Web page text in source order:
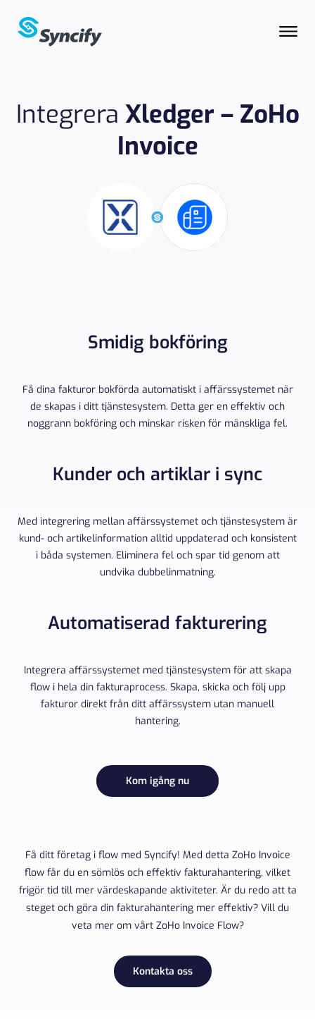
Integrera Xledger – ZoHo
Invoice
Smidig bokföring
Få dina fakturor bokförda automatiskt i affärssystemet när
de skapas i ditt tjänstesystem. Detta ger en effektiv och
noggrann bokföring och minskar risken för mänskliga fel.
Kunder och artiklar i sync
Med integrering mellan affärssystemet och tjänstesystem är
kund- och artikelinformation alltid uppdaterad och konsistent
i båda systemen. Eliminera fel och spar tid genom att
undvika dubbelinmatning.
Automatiserad fakturering
Integrera affärssystemet med tjänstesystem för att skapa
flow i hela din fakturaprocess. Skapa, skicka och följ upp
fakturor direkt från ditt affärssystem utan manuell
hantering.
Kom igång nu
Få ditt företag i flow med Syncify! Med detta ZoHo Invoice
flow får du en sömlös och effektiv fakturahantering, vilket
frigör tid till mer värdeskapande aktiviteter. Är du redo att ta
steget och göra din fakturahantering mer effektiv? Vill du
veta mer om vårt ZoHo Invoice Flow?
Kontakta oss